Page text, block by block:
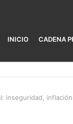
INICIO CADENA
inseguridad,